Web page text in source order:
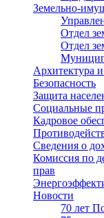
Земельно-
Отдел
Отдел
Архитектура
Безопасность
Защита
Социальные
Кадровое
Сведения о
Комиссия по
прав
Новости
70 лет